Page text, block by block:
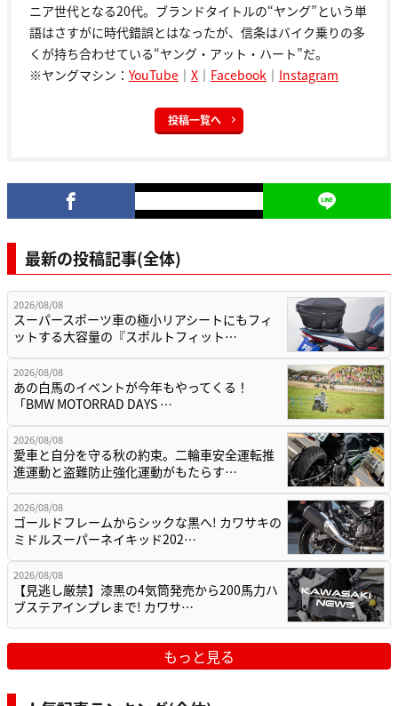
ニア世代となる20代。ブランドタイトルの“ヤング”という単
語はさすがに時代錯誤とはなったが、信条はバイク乗りの多
くが持ち合わせている“ヤング・アット・ハート”だ。
※ヤングマシン： YouTube ｜ X ｜ Facebook ｜ Instagram
投稿一覧へ
最新の投稿記事(全体)
2026/08/08
スーパースポーツ車の極小リアシートにもフィ
ットする大容量の『スポルトフィット…
2026/08/08
あの白馬のイベントが今年もやってくる！
「BMW MOTORRAD DAYS …
2026/08/08
愛車と自分を守る秋の約束。二輪車安全運転推
進運動と盗難防止強化運動がもたらす…
2026/08/08
ゴールドフレームからシックな黒へ! カワサキの
ミドルスーパーネイキッド202…
2026/08/08
【見逃し厳禁】漆黒の4気筒発売から200馬力ハ
ブステアインプレまで! カワサ…
もっと見る